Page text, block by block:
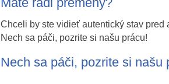
Chceli by ste vidieť autentický stav pred
Nech sa páči, pozrite si našu prácu!
Nech sa páči, pozrite si našu